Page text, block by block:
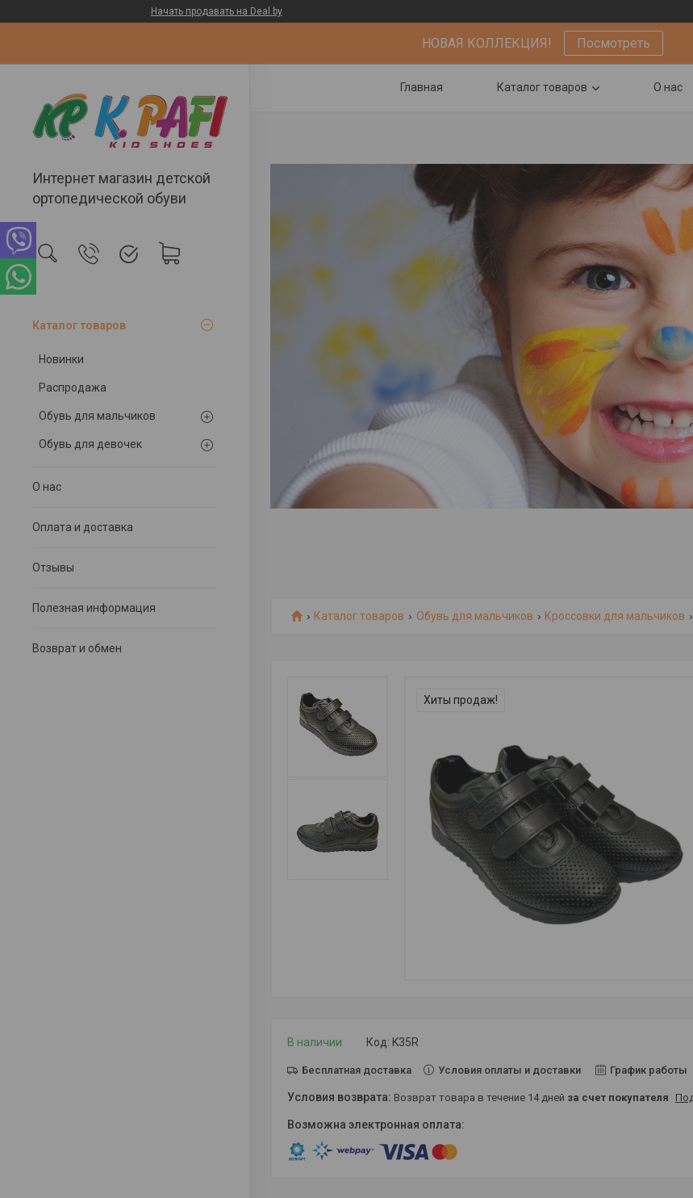
Начать продавать на Deal.by
НОВАЯ КОЛЛЕКЦИЯ! Посмотреть
Интернет магазин детской
ортопедической обуви
Каталог товаров
Новинки
Распродажа
Обувь для мальчиков
Обувь для девочек
О нас
Оплата и доставка
Отзывы
Полезная информация
Возврат и обмен
Главная Каталог товаров О нас
Каталог товаров Обувь для мальчиков Кроссовки для мальчиков
Хиты продаж!
В наличии Код: K35R
Бесплатная доставка Условия оплаты и доставки График работы
возврат товара в течение 14 дней за счет покупателя